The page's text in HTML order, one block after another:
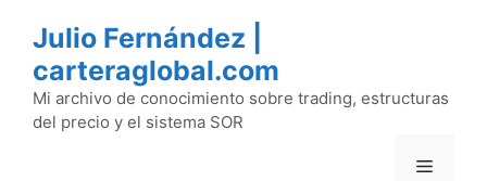
contenido
Julio Fernández |
carteraglobal.com
Mi archivo de conocimiento sobre trading, estructuras
del precio y el sistema SOR
Menú